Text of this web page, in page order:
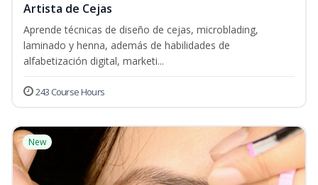
Artista de Cejas
Aprende técnicas de diseño de cejas, microblading,
laminado y henna, además de habilidades de
alfabetización digital, marketi...
243 Course Hours
New